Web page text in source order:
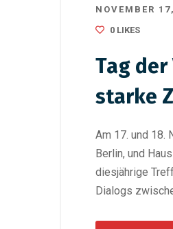
NOVEMBER
0 LIKES
Tag
starke
Am 17. und 18.
Berlin, und
diesjährige
Dialogs